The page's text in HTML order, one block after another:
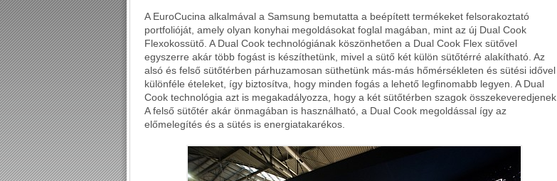
A EuroCucina alkalmával a Samsung bemutatta a beépített termékeket felsorakoztató
portfolióját, amely olyan konyhai megoldásokat foglal magában, mint az új Dual Cook
Flexokossütő. A Dual Cook technológiának köszönhetően a Dual Cook Flex sütővel
egyszerre akár több fogást is készíthetünk, mivel a sütő két külön sütőtérré alakítható. Az
alsó és felső sütőtérben párhuzamosan süthetünk más-más hőmérsékleten és sütési idővel
különféle ételeket, így biztosítva, hogy minden fogás a lehető legfinomabb legyen. A Dual
Cook technológia azt is megakadályozza, hogy a két sütőtérben szagok összekeveredjenek.
A felső sütőtér akár önmagában is használható, a Dual Cook megoldással így az
előmelegítés és a sütés is energiatakarékos.